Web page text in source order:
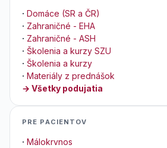
· Domáce (SR a ČR)
· Zahraničné - EHA
· Zahraničné - ASH
· Školenia a kurzy SZU
· Školenia a kurzy
· Materiály z prednášok
→ Všetky podujatia
PRE PACIENTOV
· Málokrvnos